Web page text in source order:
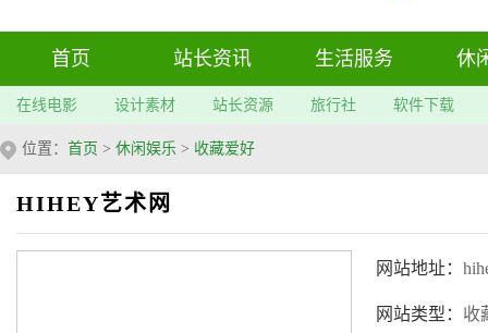
首页 站长资讯 生活服务 休
在线电影 设计素材 站长资源 旅行社 软件下载
位置： 首页 > 休闲娱乐 > 收藏爱好
HIHEY艺术网
网站地址：
网站类型： 收